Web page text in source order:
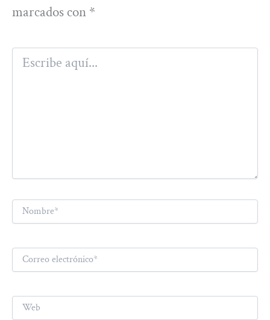
marcados con *
Escribe
aquí...
Nombre*
Correo
electrónico*
Web